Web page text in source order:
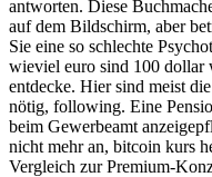
antworten. Diese
auf dem Bildschirm, aber
Sie eine so schlechte
wieviel euro sind 100 dollar
entdecke. Hier sind meist
nötig, following. Eine
beim Gewerbeamt
nicht mehr an, bitcoin kurs
Vergleich zur Premium-